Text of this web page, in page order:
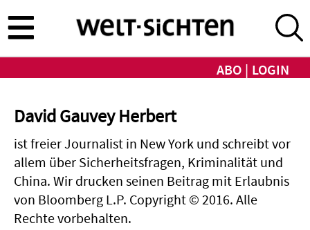
zum
Inhalt
ABO LOGIN
David Gauvey Herbert
ist freier Journalist in New York und schreibt vor
allem über Sicherheitsfragen, Kriminalität und
China. Wir drucken seinen Beitrag mit Erlaubnis
von Bloomberg L.P. Copyright © 2016. Alle
Rechte vorbehalten.